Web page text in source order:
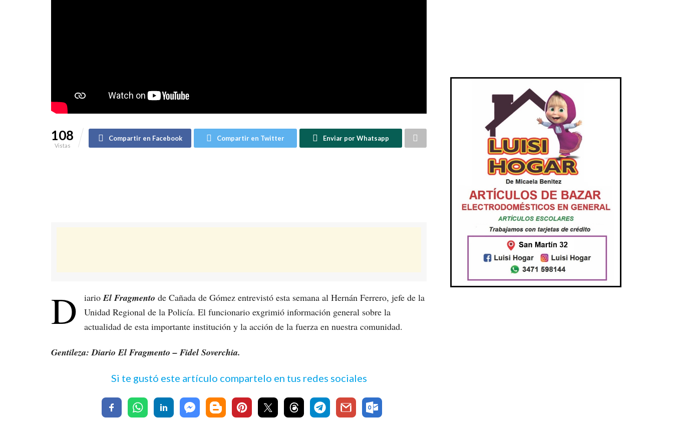
108
Vistas
Compartir en Facebook Compartir en Twitter Enviar por Whatsapp
D iarioEl Fragmento de Cañada de Gómez entrevistó esta semana al Hernán Ferrero, jefe de la
Unidad Regional de la Policía. El funcionario exgrimió información general sobre la
actualidad de esta importante institución y la acción de la fuerza en nuestra comunidad.
Gentileza: Diario El Fragmento – Fidel Soverchia.
Si te gustó este artículo compartelo en tus redes sociales